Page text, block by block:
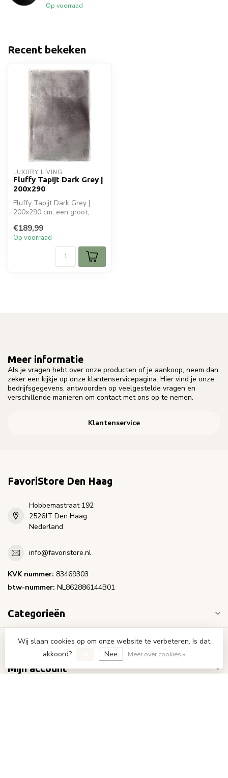
Op voorraad
Recent bekeken
LUXURY LIVING
Fluffy Tapijt Dark Grey |
200x290
Fluffy Tapijt Dark Grey |
200x290 cm, een groot,
vloerkleed...
€189,99
Op voorraad
Meer informatie
Als je vragen hebt over onze producten of je aankoop, neem dan
zeker een kijkje op onze klantenservicepagina. Hier vind je onze
bedrijfsgegevens, antwoorden op veelgestelde vragen en
verschillende manieren om contact met ons op te nemen.
Klantenservice
FavoriStore Den Haag
Hobbemastraat 192
2526JT Den Haag
Nederland
info@favoristore.nl
KVK nummer: 83469303
btw-nummer: NL862886144B01
Categorieën
Informatie
Mijn account
Wij slaan cookies op om onze website te verbeteren. Is dat
akkoord?
Nee Meer over cookies »